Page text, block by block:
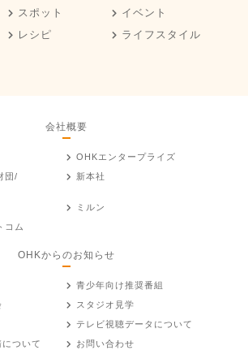
スポット
イベント
レシピ
ライフスタイル
会社概要
OHKエンタープライズ
団/
新本社
ミルン
コム
OHKからのお知らせ
青少年向け推奨番組
スタジオ見学
テレビ視聴データについて
ついて
お問い合わせ